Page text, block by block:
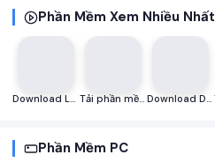
Phần Mềm Xem Nhiều Nhất
Download Luminar AI 2023 v1.5.5 (10909) Full – ứng dụng AI chỉnh sửa ảnh Tải phần mềm Microsoft Office 2019 Portable AZ Full – không cần cài đặt Download DLC boot 2023 v4.3 Full – Bộ cứu hộ máy tính
Phần Mềm PC